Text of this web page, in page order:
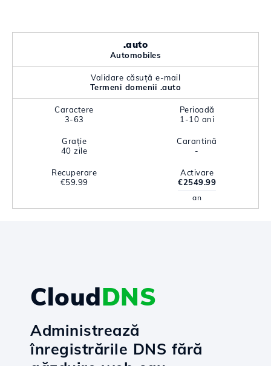
.auto
Automobiles
Validare căsuță e-mail
Termeni domenii .auto
Caractere
3-63
Perioadă
1-10 ani
Grație
40 zile
Carantină
-
Recuperare
€59.99
Activare
€2549.99
an
CloudDNS
Administrează
înregistrările DNS fără